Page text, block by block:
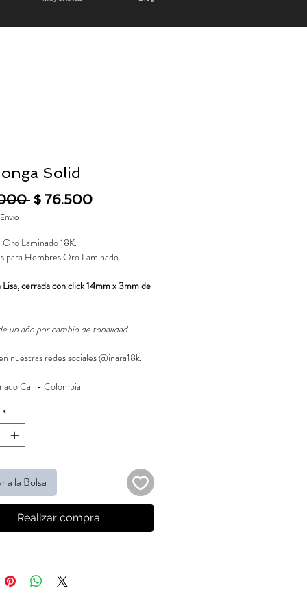
Solid
Precio
$ 76.500Precio de oferta
Oro Laminado 18K.
para Hombres Oro Laminado.
Lisa, cerrada con click 14mm x 3mm de
un año por cambio de tonalidad.
nuestras redes sociales @inara18k.
Cali - Colombia.
*
a la Bolsa
Realizar compra